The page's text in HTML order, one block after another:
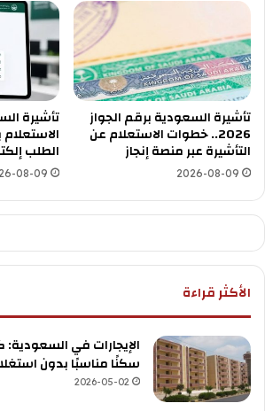
تأشيرة السعودية برقم الجواز
2026.. خطوات الاستعلام عن
التأشيرة عبر منصة إنجاز
2026-08-09
الطلب
08-09
الأكثر قراءة
الإيجارات في
سكنًا مناسبًا بدون استغلال
2026-05-02